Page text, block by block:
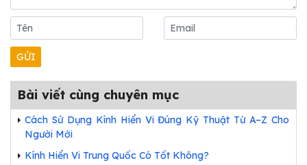
Bài viết cùng chuyên mục
Cách Sử Dụng Kính Hiển Vi Đúng Kỹ Thuật Từ A–Z Cho
Người Mới
Kính Hiển Vi Trung Quốc Có Tốt Không?